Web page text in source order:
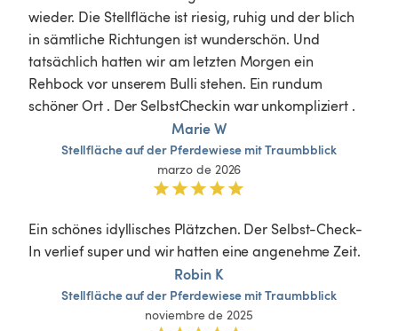
wieder. Die Stellfläche ist riesig, ruhig und der blich
in sämtliche Richtungen ist wunderschön. Und
tatsächlich hatten wir am letzten Morgen ein
Rehbock vor unserem Bulli stehen. Ein rundum
schöner Ort . Der SelbstCheckin war unkompliziert .
Marie W
Stellflächeaufder Pferdewiese mitTraumbblick
marzo de 2026
Ein schönes idyllisches Plätzchen. Der Selbst-Check-
In verlief super und wir hatten eine angenehme Zeit.
Robin K
Stellflächeaufder Pferdewiese mitTraumbblick
noviembre de 2025